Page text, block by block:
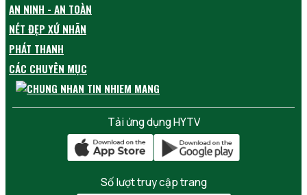
AN NINH - AN TOÀN
NÉT ĐẸP XỨ NHÃN
PHÁT THANH
CÁC CHUYÊN MỤC
Tải ứng dụng HYTV
Số lượt truy cập trang